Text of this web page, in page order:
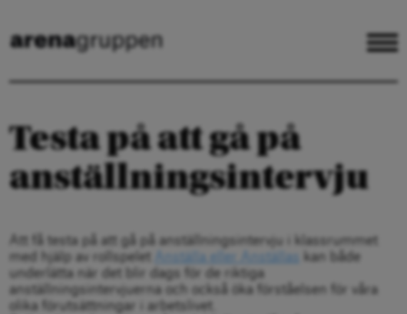
Testa på att gå på
anställningsintervju
Att få testa på att gå på anställningsintervju i klassrummet
med hjälp av rollspelet
Anställa eller Anställas
kan både
underlätta när det blir dags för de riktiga
anställningsintervjuerna och också öka förståelsen för våra
olika förutsättningar i arbetslivet.